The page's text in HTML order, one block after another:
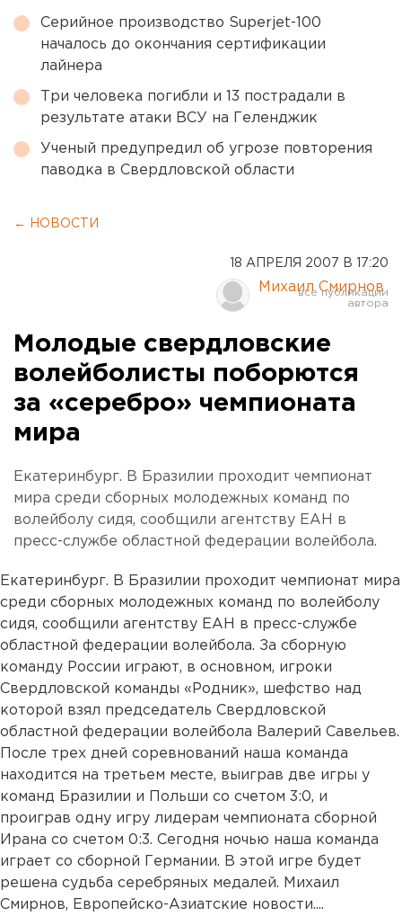
Серийное производство Superjet-100
началось до окончания сертификации
лайнера
Три человека погибли и 13 пострадали в
результате атаки ВСУ на Геленджик
Ученый предупредил об угрозе повторения
паводка в Свердловской области
← НОВОСТИ
18 АПРЕЛЯ 2007 В 17:20
Михаил Смирнов
Молодые свердловские
волейболисты поборются
за «серебро» чемпионата
мира
Екатеринбург. В Бразилии проходит чемпионат
мира среди сборных молодежных команд по
волейболу сидя, сообщили агентству ЕАН в
пресс-службе областной федерации волейбола.
Екатеринбург. В Бразилии проходит чемпионат мира
среди сборных молодежных команд по волейболу
сидя, сообщили агентству ЕАН в пресс-службе
областной федерации волейбола. За сборную
команду России играют, в основном, игроки
Свердловской команды «Родник», шефство над
которой взял председатель Свердловской
областной федерации волейбола Валерий Савельев.
После трех дней соревнований наша команда
находится на третьем месте, выиграв две игры у
команд Бразилии и Польши со счетом 3:0, и
проиграв одну игру лидерам чемпионата сборной
Ирана со счетом 0:3. Сегодня ночью наша команда
играет со сборной Германии. В этой игре будет
решена судьба серебряных медалей. Михаил
Смирнов, Европейско-Азиатские новости....